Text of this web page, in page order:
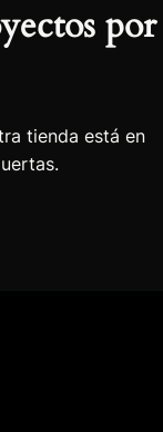
por
tienda está en